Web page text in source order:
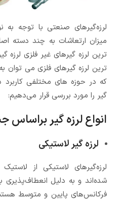
لرزه‌گیرهای صنعتی با توجه به
میزان ارتعاشات به چند دسته
ترین لرزه گیرهای غیر فلزی لرزه
ترین لرزه گیرهای فلزی می توان
که در حوزه های مختلفی کاربرد
گیر را مورد بررسی قرار می‌دهیم:
انواع لرزه گیر براساس
لرزه گیر لاستیکی
لرزه‌گیرهای لاستیکی از
شده‌اند و به دلیل انعطاف‌پذیری
فرکانس‌های پایین و متوسط